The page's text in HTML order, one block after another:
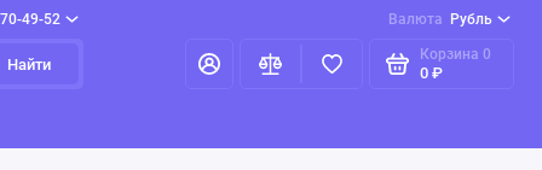
49-52 Валюта Рубль
Найти
Корзина 0
0 ₽